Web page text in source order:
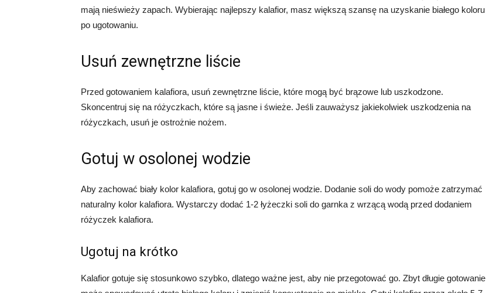
mają nieświeży zapach. Wybierając najlepszy kalafior, masz większą szansę na uzyskanie białego koloru
po ugotowaniu.
Usuń zewnętrzne liście
Przed gotowaniem kalafiora, usuń zewnętrzne liście, które mogą być brązowe lub uszkodzone.
Skoncentruj się na różyczkach, które są jasne i świeże. Jeśli zauważysz jakiekolwiek uszkodzenia na
różyczkach, usuń je ostrożnie nożem.
Gotuj w osolonej wodzie
Aby zachować biały kolor kalafiora, gotuj go w osolonej wodzie. Dodanie soli do wody pomoże zatrzymać
naturalny kolor kalafiora. Wystarczy dodać 1-2 łyżeczki soli do garnka z wrzącą wodą przed dodaniem
różyczek kalafiora.
Ugotuj na krótko
Kalafior gotuje się stosunkowo szybko, dlatego ważne jest, aby nie przegotować go. Zbyt długie gotowanie